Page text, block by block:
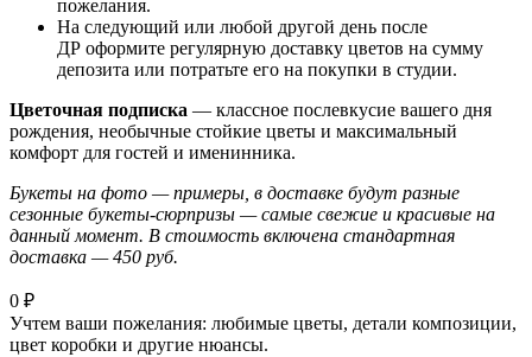
пожелания.
На следующий или любой другой день после
ДР оформите регулярную доставку цветов на сумму
депозита или потратьте его на покупки в студии.
Цветочная подписка — классное послевкусие вашего дня
рождения, необычные стойкие цветы и максимальный
комфорт для гостей и именинника.
Букеты на фото — примеры, в доставке будут разные
сезонные букеты-сюрпризы — самые свежие и красивые на
данный момент. В стоимость включена стандартная
доставка — 450 руб.
0 ₽
Учтем ваши пожелания: любимые цветы, детали композиции,
цвет коробки и другие нюансы.